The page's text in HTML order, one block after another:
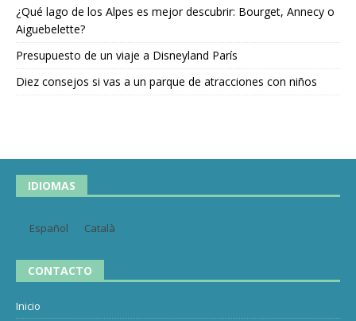
¿Qué lago de los Alpes es mejor descubrir: Bourget, Annecy o
Aiguebelette?
Presupuesto de un viaje a Disneyland París
Diez consejos si vas a un parque de atracciones con niños
IDIOMAS
Español Català
CONTACTO
Inicio